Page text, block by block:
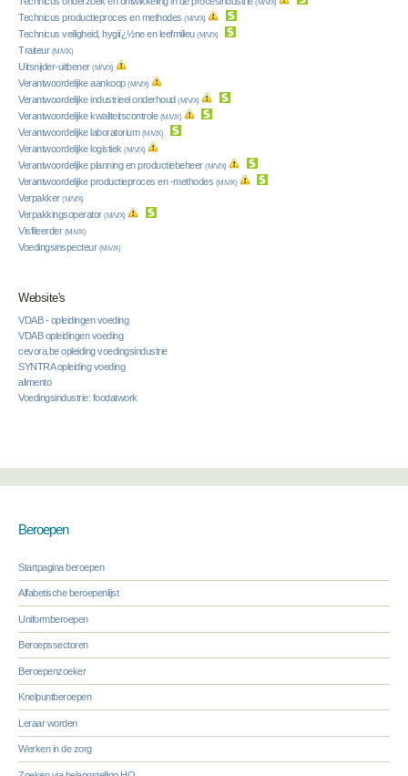
(M/V/X)
Technicus productieproces en methodes (M/V/X)
Technicus veiligheid, hygiï¿½ne en leefmilieu (M/V/X)
Traiteur (M/V/X)
Uitsnijder-uitbener (M/V/X)
Verantwoordelijke aankoop (M/V/X)
Verantwoordelijke industrieel onderhoud (M/V/X)
Verantwoordelijke kwaliteitscontrole (M/V/X)
Verantwoordelijke laboratorium (M/V/X)
Verantwoordelijke logistiek (M/V/X)
Verantwoordelijke planning en productiebeheer (M/V/X)
Verantwoordelijke productieproces en -methodes (M/V/X)
Verpakker (M/V/X)
Verpakkingsoperator (M/V/X)
Visfileerder (M/V/X)
Voedingsinspecteur (M/V/X)
Website's
VDAB - opleidingen voeding
VDAB opleidingen voeding
cevora.be opleiding voedingsindustrie
SYNTRA opleiding voeding
alimento
Voedingsindustrie: foodatwork
Beroepen
Startpagina beroepen
Alfabetische beroepenlijst
Uniformberoepen
Beroepssectoren
Beroepenzoeker
Knelpuntberoepen
Leraar worden
Werken in de zorg